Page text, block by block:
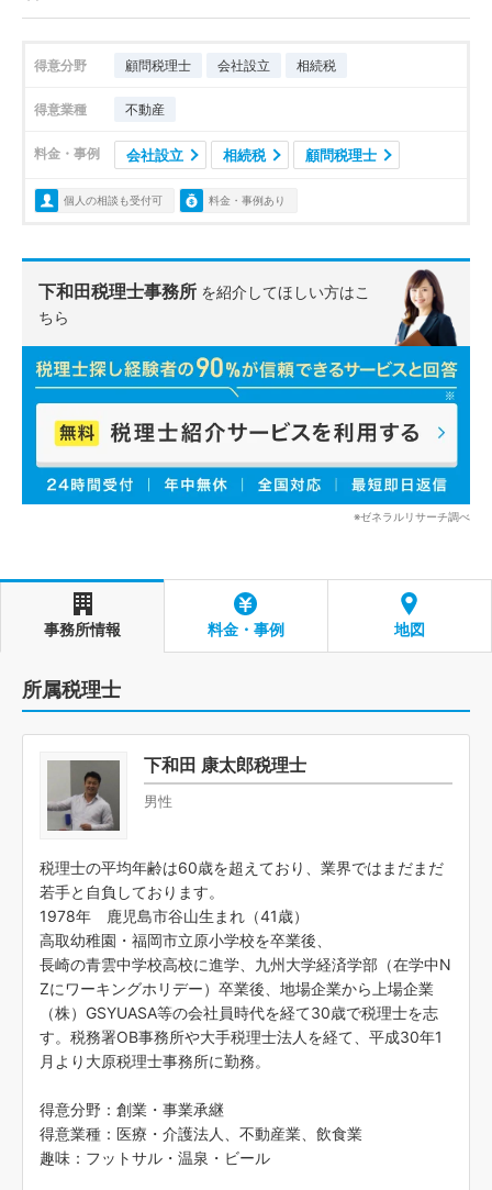
得意分野 顧問税理士 会社設立 相続税
得意業種 不動産
料金・事例 会社設立 相続税 顧問税理士
個人の相談も受付可 料金・事例あり
下和田税理士事務所 を紹介してほしい方はこ
ちら
※ゼネラルリサーチ調べ
事務所情報 料金・事例 地図
所属税理士
下和田 康太郎税理士
男性
税理士の平均年齢は60歳を超えており、業界ではまだまだ
若手と自負しております。
1978年 鹿児島市谷山生まれ（41歳）
高取幼稚園・福岡市立原小学校を卒業後、
長崎の青雲中学校高校に進学、九州大学経済学部（在学中N
Zにワーキングホリデー）卒業後、地場企業から上場企業
（株）GSYUASA等の会社員時代を経て30歳で税理士を志
す。税務署OB事務所や大手税理士法人を経て、平成30年1
月より大原税理士事務所に勤務。
得意分野：創業・事業承継
得意業種：医療・介護法人、不動産業、飲食業
趣味：フットサル・温泉・ビール